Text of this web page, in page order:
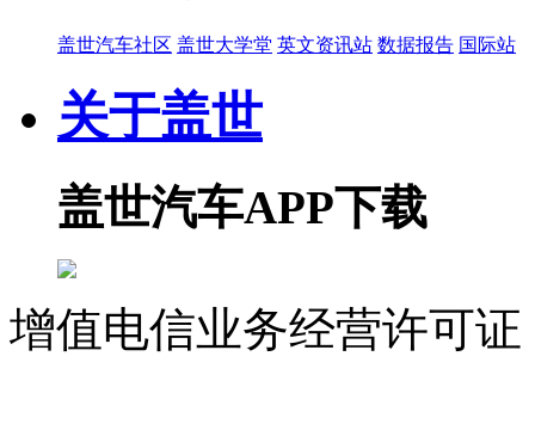
盖世汽车社区 盖世大学堂 英文资讯站 数据报告 国际站
关于盖世
盖世汽车APP下载
增值电信业务经营许可